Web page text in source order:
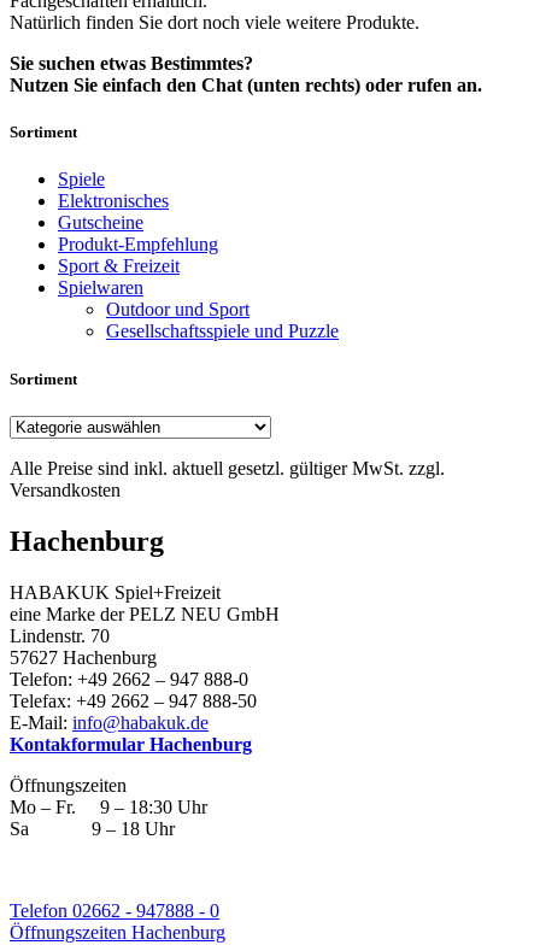
Natürlich finden Sie dort noch viele weitere Produkte.
Sie suchen etwas Bestimmtes?
Nutzen Sie einfach den Chat (unten rechts) oder rufen an.
Sortiment
Spiele
Elektronisches
Gutscheine
Produkt-Empfehlung
Sport & Freizeit
Spielwaren
Outdoor und Sport
Gesellschaftsspiele und Puzzle
Sortiment
Alle Preise sind inkl. aktuell gesetzl. gültiger MwSt. zzgl.
Versandkosten
Hachenburg
HABAKUK Spiel+Freizeit
eine Marke der PELZ NEU GmbH
Lindenstr. 70
57627 Hachenburg
Telefon: +49 2662 – 947 888-0
Telefax: +49 2662 – 947 888-50
E-Mail: info@habakuk.de
Kontakformular Hachenburg
Öffnungszeiten
Mo – Fr. 9 – 18:30 Uhr
Sa 9 – 18 Uhr
Telefon 02662 - 947888 - 0
Öffnungszeiten Hachenburg